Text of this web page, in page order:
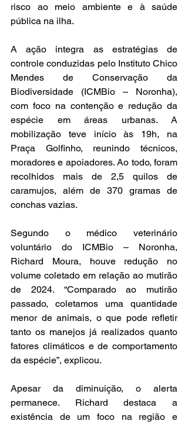
risco ao meio ambiente e à saúde
pública na ilha.
A ação integra as estratégias de
controle conduzidas pelo Instituto Chico
Mendes de Conservação da
Biodiversidade (ICMBio – Noronha),
com foco na contenção e redução da
espécie em áreas urbanas. A
mobilização teve início às 19h, na
Praça Golfinho, reunindo técnicos,
moradores e apoiadores. Ao todo, foram
recolhidos mais de 2,5 quilos de
caramujos, além de 370 gramas de
conchas vazias.
Segundo o médico veterinário
voluntário do ICMBio – Noronha,
Richard Moura, houve redução no
volume coletado em relação ao mutirão
de 2024. “Comparado ao mutirão
passado, coletamos uma quantidade
menor de animais, o que pode refletir
tanto os manejos já realizados quanto
fatores climáticos e de comportamento
da espécie”, explicou.
Apesar da diminuição, o alerta
permanece. Richard destaca a
existência de um foco na região e